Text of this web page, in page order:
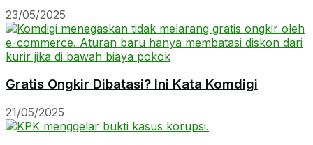
23/05/2025
Gratis Ongkir Dibatasi? Ini Kata Komdigi
21/05/2025